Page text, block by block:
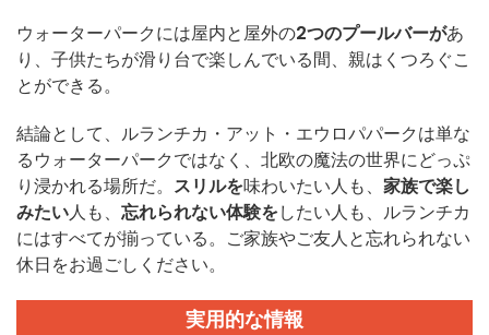
ウォーターパークには屋内と屋外の2つのプールバーがあ
り、子供たちが滑り台で楽しんでいる間、親はくつろぐこ
とができる。
結論として、ルランチカ・アット・エウロパパークは単な
るウォーターパークではなく、北欧の魔法の世界にどっぷ
り浸かれる場所だ。 スリルを味わいたい人も、 家族で楽し
みたい人も、 忘れられない体験をしたい人も、ルランチカ
にはすべてが揃っている。ご家族やご友人と忘れられない
休日をお過ごしください。
実用的な情報